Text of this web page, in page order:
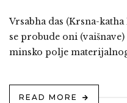
Vrsabha das (Krsna-
se probude oni
minsko polje
READ MORE